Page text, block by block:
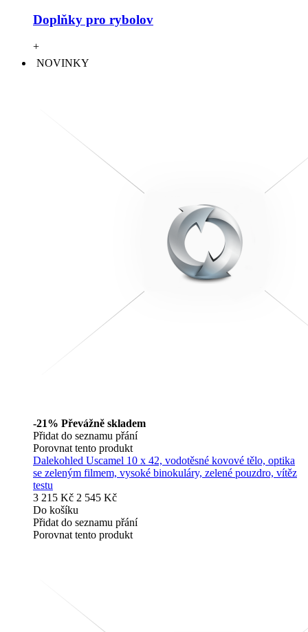
Doplňky pro rybolov
+
NOVINKY
-21% Převážně skladem
Přidat do seznamu přání
Porovnat tento produkt
Dalekohled Uscamel 10 x 42, vodotěsné kovové tělo, optika
se zeleným filmem, vysoké binokuláry, zelené pouzdro, vítěz
testu
3 215 Kč 2 545 Kč
Do košíku
Přidat do seznamu přání
Porovnat tento produkt